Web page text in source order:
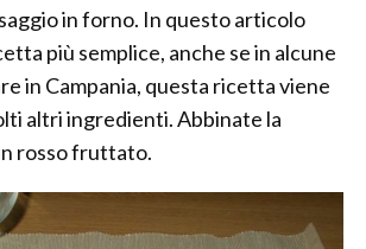
in forno. In questo articolo
più semplice, anche se in alcune
in Campania, questa ricetta viene
altri ingredienti. Abbinate la
rosso fruttato.